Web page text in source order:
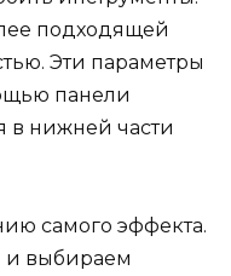
подходящей
Эти параметры
панели
в нижней части
самого эффекта.
и выбираем